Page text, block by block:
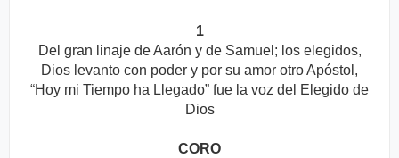
1
Del gran linaje de Aarón y de Samuel; los elegidos,
Dios levanto con poder y por su amor otro Apóstol,
“Hoy mi Tiempo ha Llegado” fue la voz del Elegido de
Dios
CORO